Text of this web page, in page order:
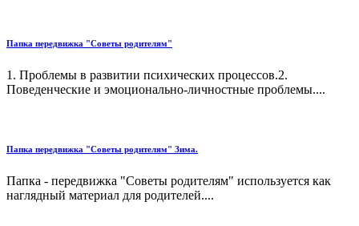
Папка передвижка "Советы родителям"
1. Проблемы в развитии психических процессов.2.
Поведенческие и эмоционально-личностные проблемы....
Папка передвижка "Советы родителям" Зима.
Папка - передвижка "Советы родителям" используется как
наглядный материал для родителей....